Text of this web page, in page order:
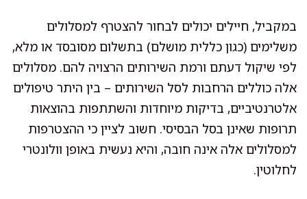
במקביל, חיילים יכולים לבחור להצטרף למסלולים
משלימים (כגון כללית מושלם) בתשלום מסובסד או מלא,
לפי שיקול דעתם ורמת השירותים הרצויה להם. מסלולים
אלה כוללים הרחבות לסל השירותים – בין היתר טיפולים
אלטרנטיביים, בדיקות מיוחדות והשתתפות בהוצאות
תרופות שאינן בסל הבסיסי. חשוב לציין כי ההצטרפות
למסלולים אלה אינה חובה, והיא נעשית באופן וולונטרי
לחלוטין.